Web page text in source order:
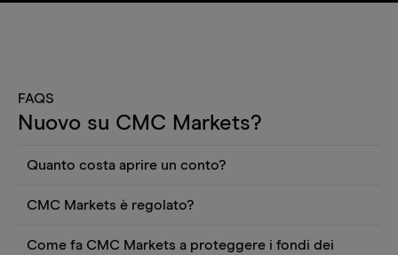
FAQS
Nuovo su CMC Markets?
Quanto costa aprire un conto?
Puoi anche visualizzare gratuitamente i prezzi e
utilizzare strumenti come grafici, notizie Reuters
CMC Markets è regolato?
Come fa CMC Markets a proteggere i fondi dei